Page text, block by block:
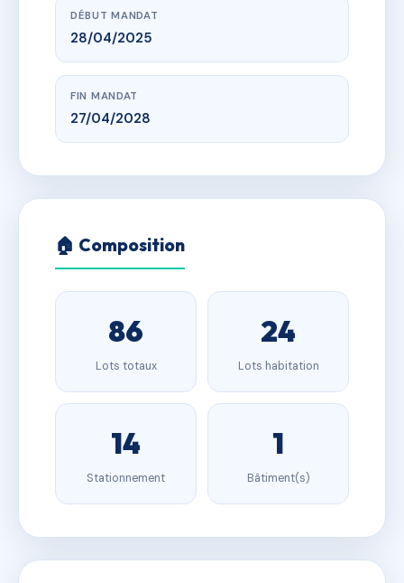
DÉBUT MANDAT
28/04/2025
FIN MANDAT
27/04/2028
🏠 Composition
86
Lots totaux
24
Lots habitation
14
Stationnement
1
Bâtiment(s)